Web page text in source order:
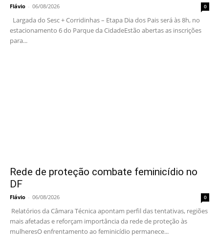
Flávio - 06/08/2026 0
Largada do Sesc + Corridinhas – Etapa Dia dos Pais será às 8h, no
estacionamento 6 do Parque da CidadeEstão abertas as inscrições
para...
Rede de proteção combate feminicídio no
DF
Flávio - 06/08/2026 0
Relatórios da Câmara Técnica apontam perfil das tentativas, regiões
mais afetadas e reforçam importância da rede de proteção às
mulheresO enfrentamento ao feminicídio permanece...